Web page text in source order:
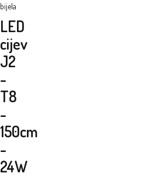
bijela
LED
cijev
J2
-
T8
-
150cm
-
24W